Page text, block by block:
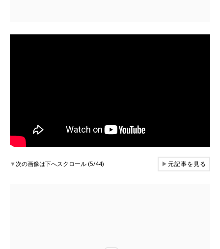
▼次の画像は下へスクロール (5/44) ▶元記事を見る